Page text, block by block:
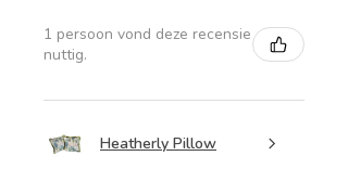
1 persoon vond deze recensie
nuttig.
Heatherly Pillow